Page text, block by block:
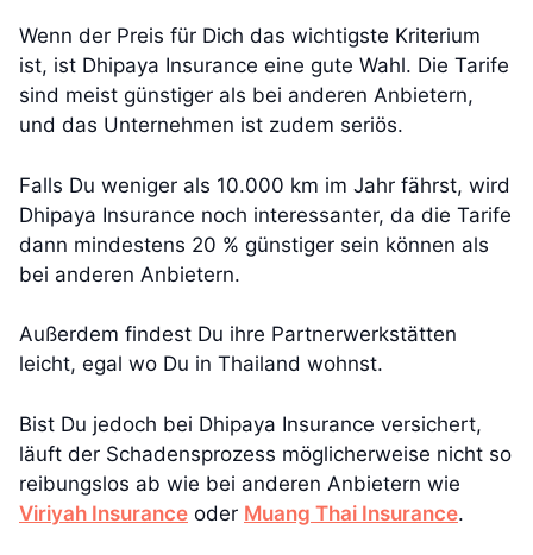
Wenn der Preis für Dich das wichtigste Kriterium
ist, ist Dhipaya Insurance eine gute Wahl. Die Tarife
sind meist günstiger als bei anderen Anbietern,
und das Unternehmen ist zudem seriös.
Falls Du weniger als 10.000 km im Jahr fährst, wird
Dhipaya Insurance noch interessanter, da die Tarife
dann mindestens 20 % günstiger sein können als
bei anderen Anbietern.
Außerdem findest Du ihre Partnerwerkstätten
leicht, egal wo Du in Thailand wohnst.
Bist Du jedoch bei Dhipaya Insurance versichert,
läuft der Schadensprozess möglicherweise nicht so
reibungslos ab wie bei anderen Anbietern wie
Viriyah Insurance oder Muang Thai Insurance.